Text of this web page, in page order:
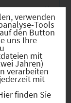
verwenden
Tools
den Button
uns Ihre
mit
Jahren)
verarbeiten
mit
finden Sie